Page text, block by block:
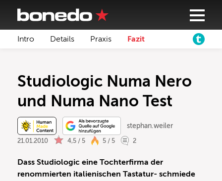
Intro Details Praxis Fazit
Studiologic Numa Nero
und Numa Nano Test
stephan.weiler
21.01.2010 4,5 / 5 5 / 5 2
Dass Studiologic eine Tochterfirma der
renommierten italienischen Tastatur- schmiede